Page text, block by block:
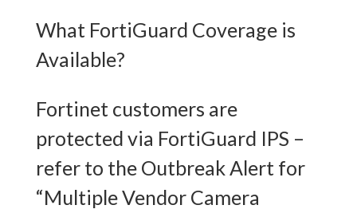
What FortiGuard Coverage is
Available?
Fortinet customers are
protected via FortiGuard IPS –
refer to the Outbreak Alert for
“Multiple Vendor Camera